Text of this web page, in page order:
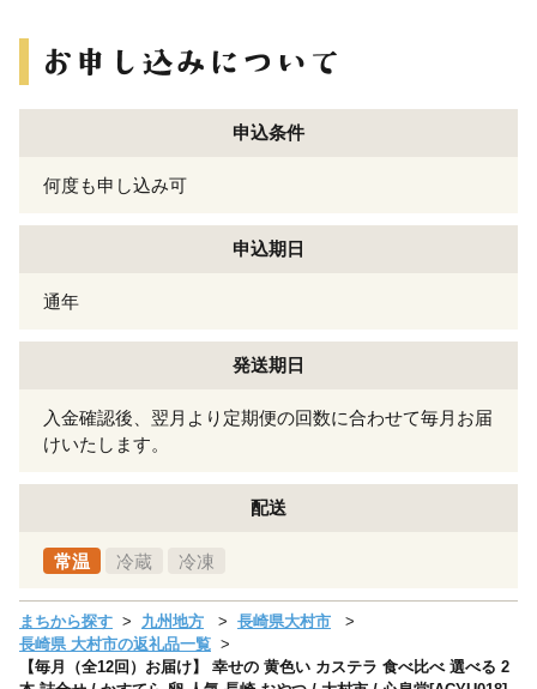
申込条件
何度も申し込み可
申込期日
通年
発送期日
入金確認後、翌月より定期便の回数に合わせて毎月お届
けいたします。
配送
常温 冷蔵 冷凍
まちから探す 九州地方
長崎県大村市
長崎県 大村市の返礼品一覧
【毎月（全12回）お届け】 幸せの 黄色い カステラ 食べ比べ 選べる 2